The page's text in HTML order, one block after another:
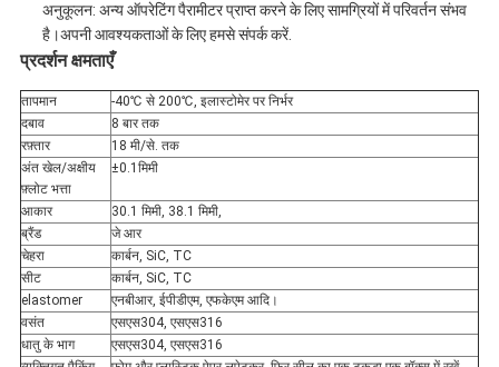
अनुकूलन: अन्य ऑपरेटिंग पैरामीटर प्राप्त करने के लिए सामग्रियों में परिवर्तन संभव
है।अपनी आवश्यकताओं के लिए हमसे संपर्क करें.
प्रदर्शन क्षमताएँ
तापमान
-40℃ से 200℃, इलास्टोमेर पर निर्भर
दबाव
8 बार तक
रफ़्तार
18 मी/से. तक
अंत खेल/अक्षीय
फ़्लोट भत्ता
±0.1मिमी
आकार
30.1 मिमी, 38.1 मिमी,
ब्रैंड
जे आर
चेहरा
कार्बन, SiC, TC
सीट
कार्बन, SiC, TC
elastomer
एनबीआर, ईपीडीएम, एफकेएम आदि।
वसंत
एसएस304, एसएस316
धातु के भाग
एसएस304, एसएस316